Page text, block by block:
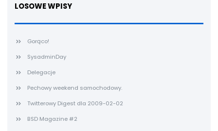
LOSOWE WPISY
Gorąco!
SysadminDay
Delegacje
Pechowy weekend samochodowy.
Twitterowy Digest dla 2009-02-02
BSD Magazine #2